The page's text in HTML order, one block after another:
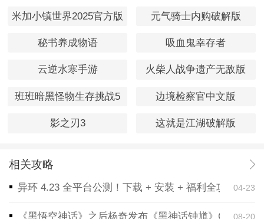
米加小镇世界2025官方版 元气骑士内购破解版
秘书养成物语 吸血鬼幸存者
云逆水寒手游 火柴人战争遗产无敌版
班班暗黑怪物生存挑战5 边境检察官中文版
影之刃3 这就是江湖破解版
相关攻略
异环 4.23 全平台公测！下载 + 安装 + 福利全攻略，一
04-23
《黑悟空神话》之后杨奇发布《黑神话钟馗》CG！预
08-20